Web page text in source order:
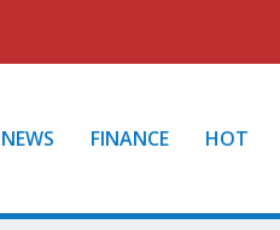
NEWS FINANCE HOT